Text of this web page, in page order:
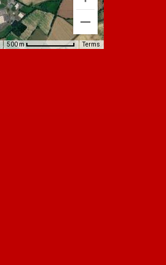
500 m Terms